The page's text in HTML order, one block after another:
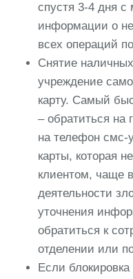
спустя 3-4 дня с
информации о
всех операций
Снятие
учреждение
карту. Самый
– обратиться на
на телефон смс-
карты, которая
клиентом, чаще
деятельности
уточнения
обратиться к
отделении или
Если